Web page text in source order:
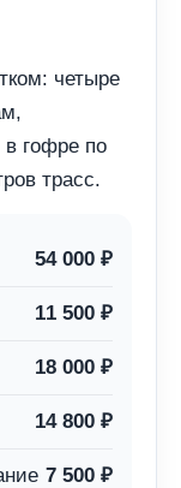
четыре
в гофре по
трасс.
54 000 ₽
11 500 ₽
18 000 ₽
14 800 ₽
7 500 ₽